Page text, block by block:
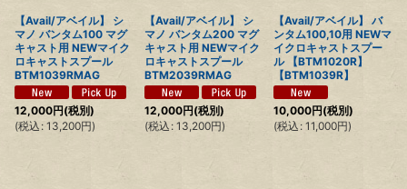
【Avail/アベイル】 シ
マノ バンタム100 マグ
キャスト用 NEWマイク
ロキャストスプール
BTM1039RMAG
12,000円(税別)
(税込 : 13,200円)
【Avail/アベイル】 シ
マノ バンタム200 マグ
キャスト用 NEWマイク
ロキャストスプール
BTM2039RMAG
12,000円(税別)
(税込 : 13,200円)
【Avail/アベイル】 バ
ンタム100,10用 NEWマ
イクロキャストスプー
ル 【BTM1020R】
【BTM1039R】
10,000円(税別)
(税込 : 11,000円)